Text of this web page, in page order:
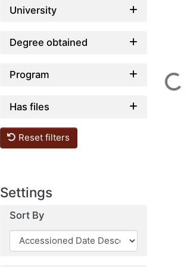
University
Degree obtained
Program
Has files
Reset filters
Settings
Sort By